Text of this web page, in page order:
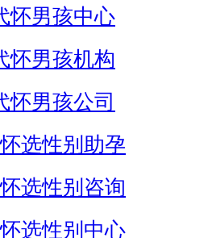
怀男孩中心
怀男孩机构
怀男孩公司
选性别助孕
选性别咨询
选性别中心